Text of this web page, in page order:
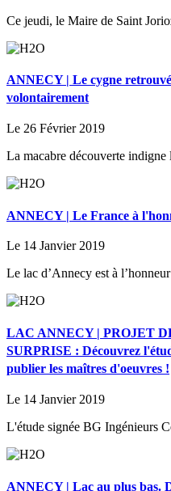
Ce jeudi, le Maire de Saint
ANNECY | Le cygne
volontairement
Le 26 Février 2019
La macabre découverte indigne
ANNECY | Le France à
Le 14 Janvier 2019
Le lac d’Annecy est à
LAC ANNECY | PROJET
SURPRISE : Découvrez
publier les maîtres d'oeuvres !
Le 14 Janvier 2019
L'étude signée BG Ingénieurs
ANNECY | Lac au plus bas.